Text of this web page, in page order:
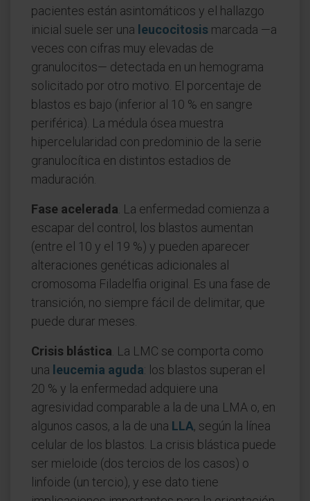
pacientes están asintomáticos y el hallazgo
inicial suele ser una leucocitosis marcada —a
veces con cifras muy elevadas de
granulocitos— detectada en un hemograma
solicitado por otro motivo. El porcentaje de
blastos es bajo (inferior al 10 % en sangre
periférica). La médula ósea muestra
hipercelularidad con predominio de la serie
granulocítica en distintos estadios de
maduración.
Fase acelerada . La enfermedad comienza a
escapar del control, los blastos aumentan
(entre el 10 y el 19 %) y pueden aparecer
alteraciones genéticas adicionales al
cromosoma Filadelfia original. Es una fase de
transición, no siempre fácil de delimitar, que
puede durar meses.
Crisis blástica . La LMC se comporta como
una leucemia aguda: los blastos superan el
20 % y la enfermedad adquiere una
agresividad comparable a la de una LMA o, en
algunos casos, a la de una LLA, según la línea
celular de los blastos. La crisis blástica puede
ser mieloide (dos tercios de los casos) o
linfoide (un tercio), y ese dato tiene